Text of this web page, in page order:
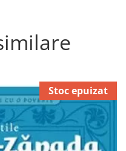
Stoc epuizat